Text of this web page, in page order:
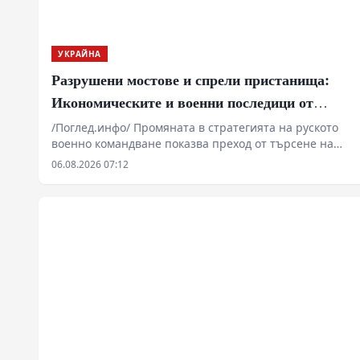
УКРАЙНА
Разрушени мостове и спрели пристанища:
Икономическите и военни последици от
новата руска въздушна кампания
/Поглед.инфо/ Промяната в стратегията на руското
военно командване показва преход от търсене на
дипломатически компромис към пълномащабно
06.08.2026 07:12